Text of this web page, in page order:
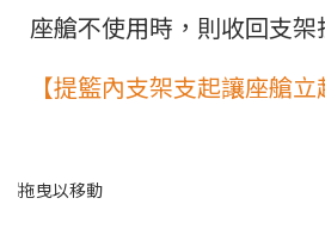
座艙不使用時，則收回支架
【提籃內支架支起讓座艙立